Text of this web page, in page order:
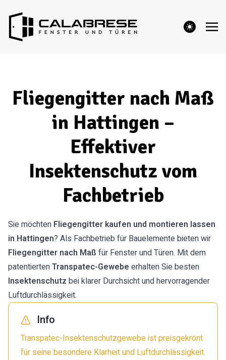
theme switcher
Fliegengitter nach Maß
in Hattingen –
Effektiver
Insektenschutz vom
Fachbetrieb
Sie möchten Fliegengitter kaufen und montieren lassen
in Hattingen? Als Fachbetrieb für Bauelemente bieten wir
Fliegengitter nach Maß für Fenster und Türen. Mit dem
patentiertenTranspatec-Gewebe erhalten Sie besten
Insektenschutz bei klarer Durchsicht und hervorragender
Luftdurchlässigkeit.
Info
Transpatec-Insektenschutzgewebe ist preisgekrönt
für seine besondere Klarheit und Luftdurchlässigkeit.